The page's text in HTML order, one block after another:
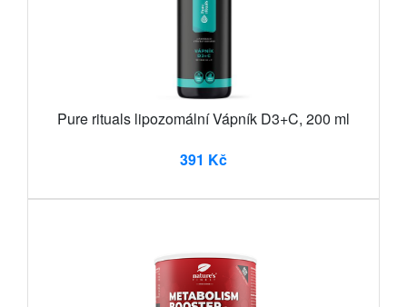
Pure rituals lipozomální Vápník D3+C, 200 ml
391 Kč